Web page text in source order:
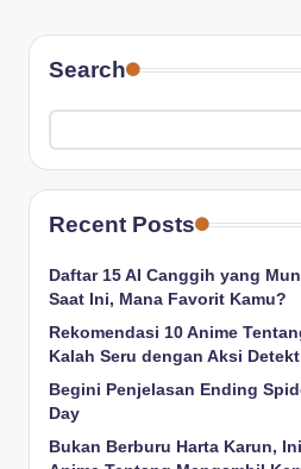
Search
Recent Posts
Daftar 15 AI Canggih yang
Saat Ini, Mana Favorit Kamu?
Rekomendasi 10 Anime
Kalah Seru dengan Aksi
Begini Penjelasan Ending
Day
Bukan Berburu Harta Karun,